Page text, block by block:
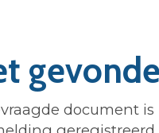
document